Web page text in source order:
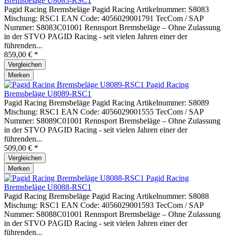
Pagid Racing Bremsbeläge Pagid Racing Artikelnummer: S8083
Mischung: RSC1 EAN Code: 4056029001791 TecCom / SAP
Nummer: S8083C01001 Rennsport Bremsbeläge – Ohne Zulassung
in der STVO PAGID Racing - seit vielen Jahren einer der
führenden...
859,00 € *
Vergleichen
Merken
Pagid Racing
Bremsbeläge U8089-RSC1
Pagid Racing Bremsbeläge Pagid Racing Artikelnummer: S8089
Mischung: RSC1 EAN Code: 4056029001555 TecCom / SAP
Nummer: S8089C01001 Rennsport Bremsbeläge – Ohne Zulassung
in der STVO PAGID Racing - seit vielen Jahren einer der
führenden...
509,00 € *
Vergleichen
Merken
Pagid Racing
Bremsbeläge U8088-RSC1
Pagid Racing Bremsbeläge Pagid Racing Artikelnummer: S8088
Mischung: RSC1 EAN Code: 4056029001593 TecCom / SAP
Nummer: S8088C01001 Rennsport Bremsbeläge – Ohne Zulassung
in der STVO PAGID Racing - seit vielen Jahren einer der
führenden...